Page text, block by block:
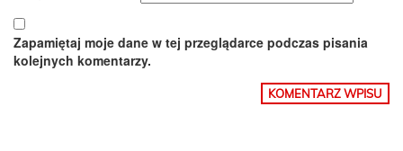
Zapamiętaj moje dane w tej przeglądarce podczas pisania
kolejnych komentarzy.